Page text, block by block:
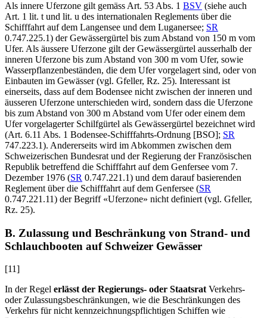
Als innere Uferzone gilt gemäss Art. 53 Abs. 1 BSV (siehe auch
Art. 1 lit. t und lit. u des internationalen Reglements über die
Schifffahrt auf dem Langensee und dem Luganersee; SR
0.747.225.1) der Gewässergürtel bis zum Abstand von 150 m vom
Ufer. Als äussere Uferzone gilt der Gewässergürtel ausserhalb der
inneren Uferzone bis zum Abstand von 300 m vom Ufer, sowie
Wasserpflanzenbeständen, die dem Ufer vorgelagert sind, oder von
Einbauten im Gewässer (vgl. Gfeller, Rz. 25). Interessant ist
einerseits, dass auf dem Bodensee nicht zwischen der inneren und
äusseren Uferzone unterschieden wird, sondern dass die Uferzone
bis zum Abstand von 300 m Abstand vom Ufer oder einem dem
Ufer vorgelagerter Schilfgürtel als Gewässergürtel bezeichnet wird
(Art. 6.11 Abs. 1 Bodensee-Schifffahrts-Ordnung [BSO]; SR
747.223.1). Andererseits wird im Abkommen zwischen dem
Schweizerischen Bundesrat und der Regierung der Französischen
Republik betreffend die Schifffahrt auf dem Genfersee vom 7.
Dezember 1976 (SR 0.747.221.1) und dem darauf basierenden
Reglement über die Schifffahrt auf dem Genfersee (SR
0.747.221.11) der Begriff «Uferzone» nicht definiert (vgl. Gfeller,
Rz. 25).
B. Zulassung und Beschränkung von Strand- und
Schlauchbooten auf Schweizer Gewässer
[11]
In der Regel erlässt der Regierungs- oder StaatsratVerkehrs-
oder Zulassungsbeschränkungen, wie die Beschränkungen des
Verkehrs für nicht kennzeichnungspflichtigen Schiffen wie